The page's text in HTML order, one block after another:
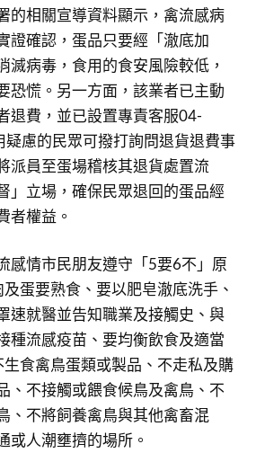
的相關宣導資料顯示，禽流感病
證確認，蛋品只要經「澈底加
滅病毒，食用的食安風險較低，
恐慌。另一方面，該業者已主動
退費，並已設置專責客服04-
慮的民眾可撥打詢問退貨退費事
派員至蛋場稽核其退貨處置流
」立場，確保民眾退回的蛋品經
者權益。
感情市民朋友遵守「5要6不」原
蛋要熟食、要以肥皂澈底洗手、
速就醫並告知職業及接觸史、與
種流感疫苗、要均衡飲食及適當
食禽鳥蛋類或製品、不走私及購
、不接觸或餵食候鳥及禽鳥、不
、不將飼養禽鳥與其他禽畜混
或人潮壅擠的場所。